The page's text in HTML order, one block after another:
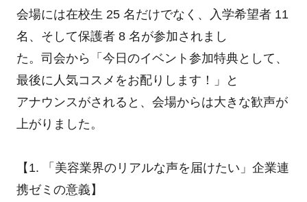
会場には在校生 25 名だけでなく、入学希望者 11
名、そして保護者 8 名が参加されまし
た。司会から「今日のイベント参加特典として、
最後に人気コスメをお配りします！」と
アナウンスがされると、会場からは大きな歓声が
上がりました。
【1. 「美容業界のリアルな声を届けたい」企業連
携ゼミの意義】